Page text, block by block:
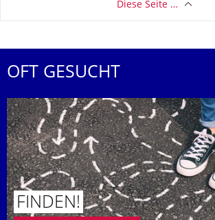
Diese Seite …
OFT GESUCHT
FINDEN!